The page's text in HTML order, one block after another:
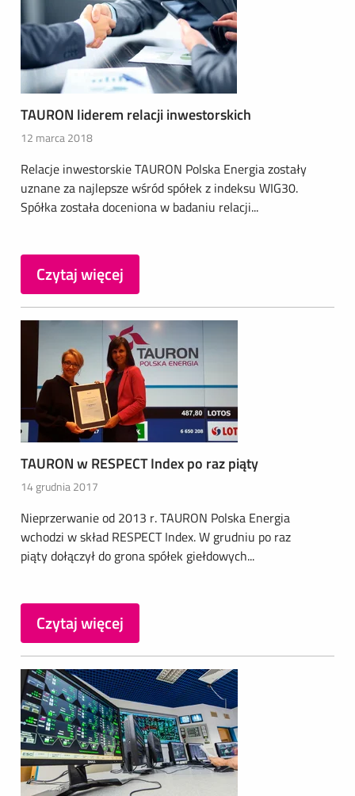
TAURON liderem relacji inwestorskich
12 marca 2018
Relacje inwestorskie TAURON Polska Energia zostały
uznane za najlepsze wśród spółek z indeksu WIG30.
Spółka została doceniona w badaniu relacji...
Czytaj więcej
TAURON w RESPECT Index po raz piąty
14 grudnia 2017
Nieprzerwanie od 2013 r. TAURON Polska Energia
wchodzi w skład RESPECT Index. W grudniu po raz
piąty dołączył do grona spółek giełdowych...
Czytaj więcej